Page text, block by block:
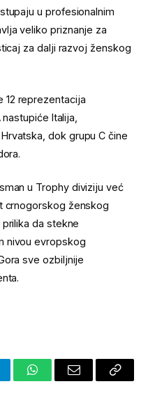
u profesionalnim
veliko priznanje za
za dalji razvoj ženskog
12 reprezentacija
Italija,
dok grupu C čine
u Trophy diviziju već
crnogorskog ženskog
da stekne
nivou evropskog
sve ozbiljnije
WhatsAppEmail
Copy